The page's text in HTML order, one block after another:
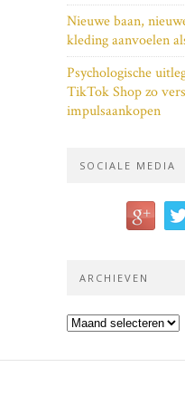
Nieuwe baan,
kleding aanvoelen
Psychologische
TikTok Shop zo
impulsaankopen
SOCIALE MEDIA
ARCHIEVEN
Archieven